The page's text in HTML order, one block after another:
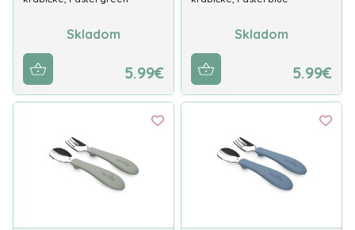
Skladom
5.99€
Skladom
5.99€